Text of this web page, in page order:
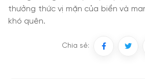
thưởng thức vị mặn của biển và
khó quên.
Chia sẻ: